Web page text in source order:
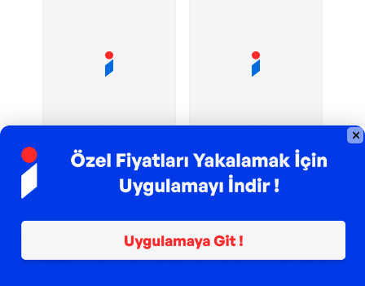
Pegasus Yayınevi
Momo - Pegasus
387,20TL
367,84TL
Pegasus Yayınevi
Pegasus Yayınevi
Bitmeyecek Öykü -
2
244,83TL
Sepette 237,49